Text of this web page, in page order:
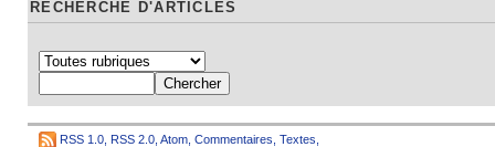
RECHERCHE D'ARTICLES
RSS 1.0 RSS 2.0 Atom Commentaires Textes